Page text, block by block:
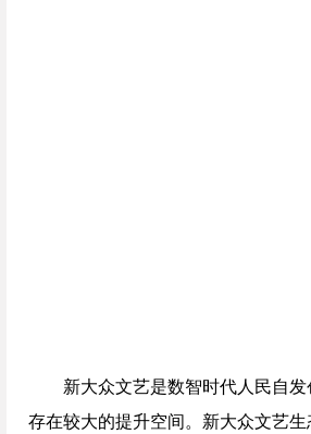
新大众文艺是数智时代人民自
存在较大的提升空间。新大众文艺